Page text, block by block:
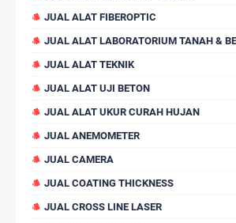
JUAL ALAT FIBEROPTIC
JUAL ALAT LABORATORIUM TANAH &
JUAL ALAT TEKNIK
JUAL ALAT UJI BETON
JUAL ALAT UKUR CURAH HUJAN
JUAL ANEMOMETER
JUAL CAMERA
JUAL COATING THICKNESS
JUAL CROSS LINE LASER